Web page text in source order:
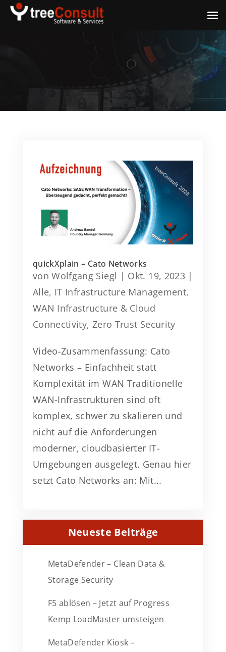
quickXplain – Cato Networks
vonWolfgang Siegl | Okt. 19, 2023 |
Alle, IT Infrastructure Management,
WAN Infrastructure & Cloud
Connectivity, Zero Trust Security
Video-Zusammenfassung: Cato
Networks – Einfachheit statt
Komplexität im WAN Traditionelle
WAN-Infrastrukturen sind oft
komplex, schwer zu skalieren und
nicht auf die Anforderungen
moderner, cloudbasierter IT-
Umgebungen ausgelegt. Genau hier
setzt Cato Networks an: Mit...
Neueste Beiträge
MetaDefender – Clean Data &
Storage Security
F5 ablösen – Jetzt auf Progress
Kemp LoadMaster umsteigen
MetaDefender Kiosk –